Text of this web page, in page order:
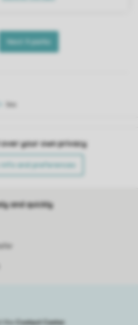
your own privacy
info and preferences
and quickly
the Contact Center